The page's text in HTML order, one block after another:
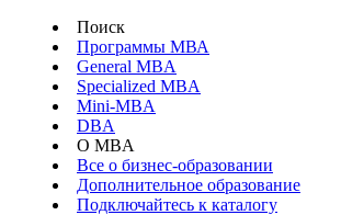
Поиск
Программы МВА
General MBA
Specialized MBA
Mini-MBA
DBA
О MBA
Все о бизнес-образовании
Дополнительное образование
Подключайтесь к каталогу